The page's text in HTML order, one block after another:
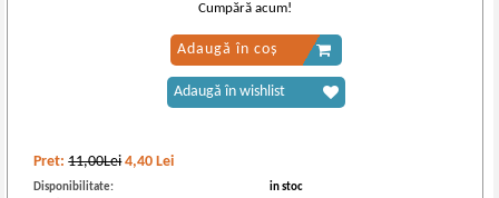
Pret:11,00Lei 4,40 Lei
Disponibilitate:
in stoc
Cumpără acum!
Adaugă în coș
Adaugă în wishlist